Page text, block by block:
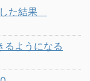
た結果
るようになる